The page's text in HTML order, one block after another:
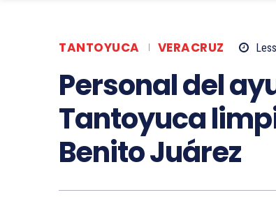
TANTOYUCA VERACRUZ
Personal del
Tantoyuca
Benito Juárez